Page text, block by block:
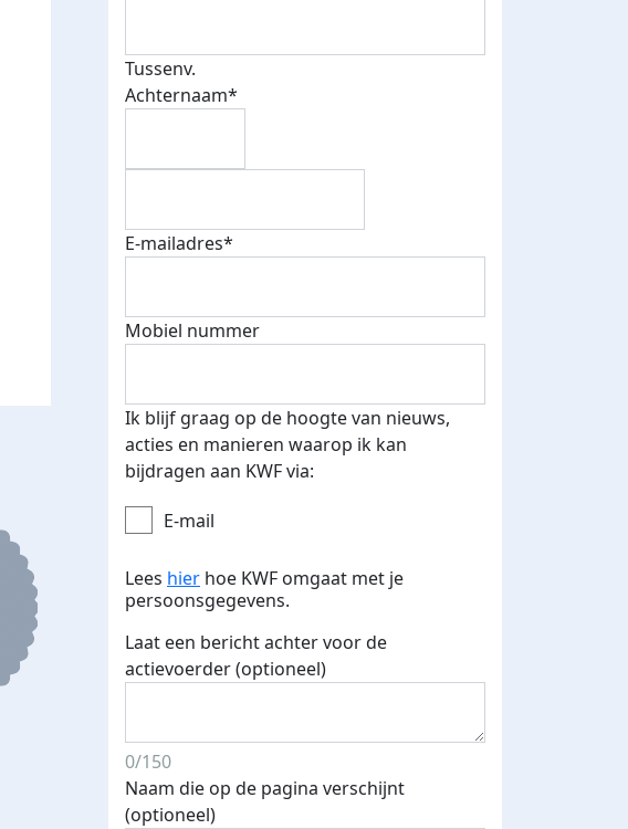
bedankt
Tussenv.
Achternaam*
E-mailadres*
Mobiel nummer
Ik blijf graag op de hoogte van nieuws,
acties en manieren waarop ik kan
bijdragen aan KWF via:
E-mail
Lees hier hoe KWF omgaat met je
persoonsgegevens.
Laat een bericht achter voor de
actievoerder (optioneel)
0/150
Naam die op de pagina verschijnt
(optioneel)